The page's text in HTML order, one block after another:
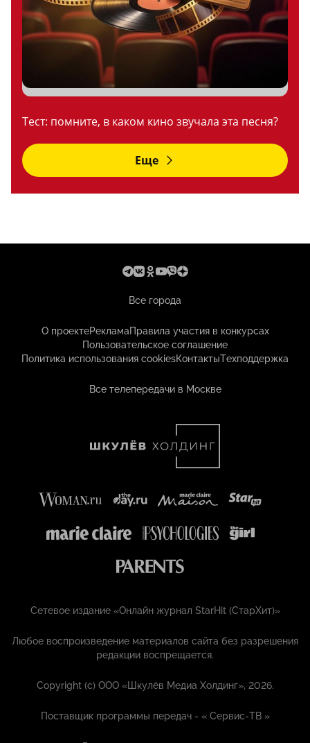
Тест: помните, в каком кино звучала эта песня?
Еще
Все города
О проектеРекламаПравила участия в конкурсах
Пользовательское соглашение
Политика использования cookiesКонтактыТехподдержка
Все телепередачи в Москве
Сетевое издание «Онлайн журнал StarHit (СтарХит)»
Любое воспроизведение материалов сайта без разрешения
редакции воспрещается.
Copyright (с) ООО «Шкулёв Медиа Холдинг», 2026.
Поставщик программы передач - «Сервис-ТВ »